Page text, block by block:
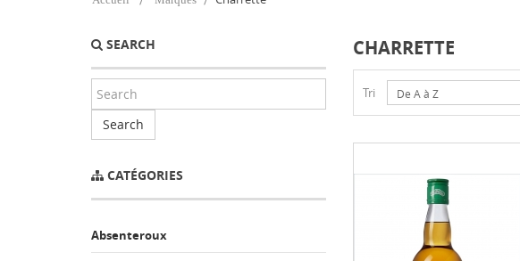
SEARCH
Search
CATÉGORIES
Absenteroux
CHARRETTE
Tri De A à Z